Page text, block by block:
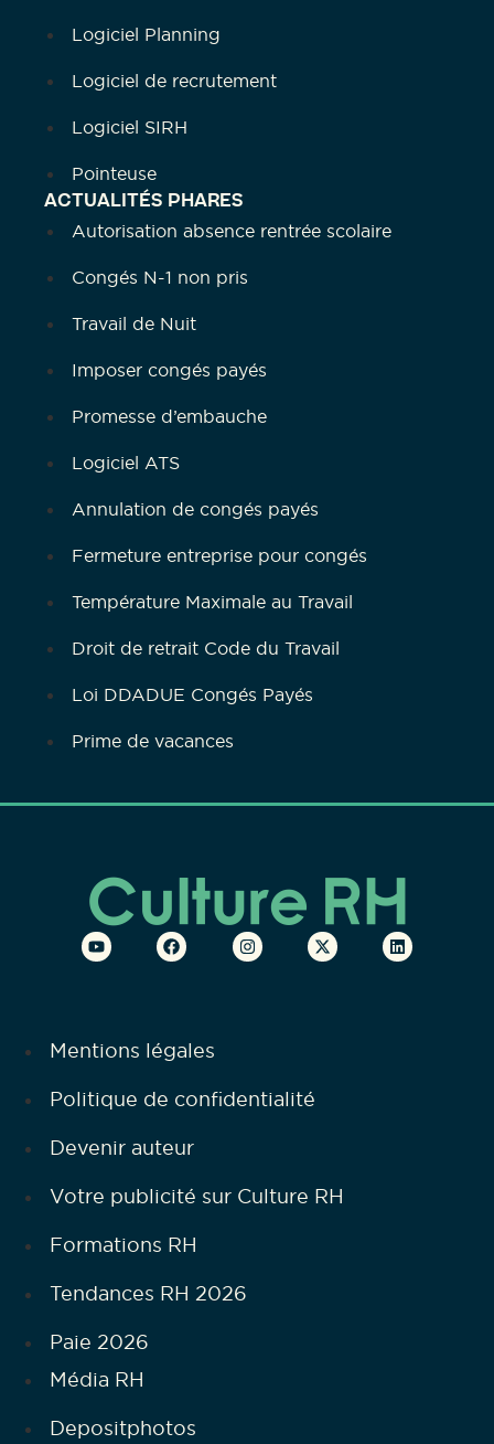
Logiciel Planning
Logiciel de recrutement
Logiciel SIRH
Pointeuse
ACTUALITÉS PHARES
Autorisation absence rentrée scolaire
Congés N-1 non pris
Travail de Nuit
Imposer congés payés
Promesse d’embauche
Logiciel ATS
Annulation de congés payés
Fermeture entreprise pour congés
Température Maximale au Travail
Droit de retrait Code du Travail
Loi DDADUE Congés Payés
Prime de vacances
Mentions légales
Politique de confidentialité
Devenir auteur
Votre publicité sur Culture RH
Formations RH
Tendances RH 2026
Paie 2026
Média RH
Depositphotos